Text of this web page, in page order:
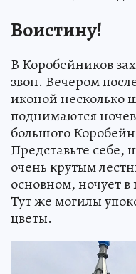
Воистину!
В Коробейников
звон. Вечером
иконой несколько
поднимаются
большого
Представьте себе,
очень крутым
основном, ночует
Тут же могилы
цветы.